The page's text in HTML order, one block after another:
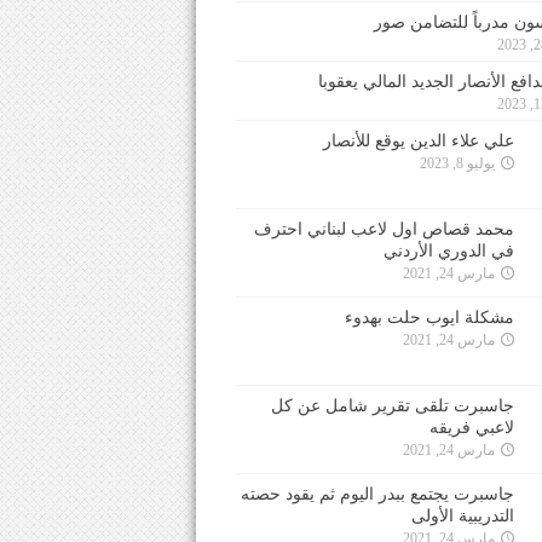
مدرباً للتضامن صور
الأنصار الجديد المالي يعقوبا
علي علاء الدين يوقع للأنصار
يوليو 8, 2023
محمد قصاص اول لاعب لبناني احترف
في الدوري الأردني
مارس 24, 2021
مشكلة ايوب حلت بهدوء
مارس 24, 2021
جاسبرت تلقى تقرير شامل عن كل
لاعبي فريقه
مارس 24, 2021
جاسبرت يجتمع ببدر اليوم ثم يقود حصته
التدريبية الأولى
مارس 24, 2021